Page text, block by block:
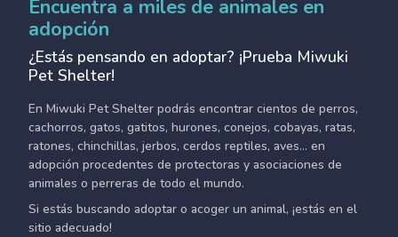
Encuentra a miles de animales en
adopción
¿Estás pensando en adoptar? ¡Prueba Miwuki
Pet Shelter!
En Miwuki Pet Shelter podrás encontrar cientos de perros,
cachorros, gatos, gatitos, hurones, conejos, cobayas, ratas,
ratones, chinchillas, jerbos, cerdos reptiles, aves... en
adopción procedentes de protectoras y asociaciones de
animales o perreras de todo el mundo.
Si estás buscando adoptar o acoger un animal, ¡estás en el
sitio adecuado!